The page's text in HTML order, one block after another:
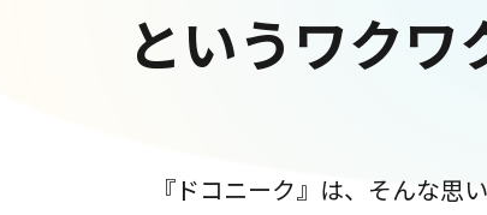
というワク
『ドコニーク』は、そんな思